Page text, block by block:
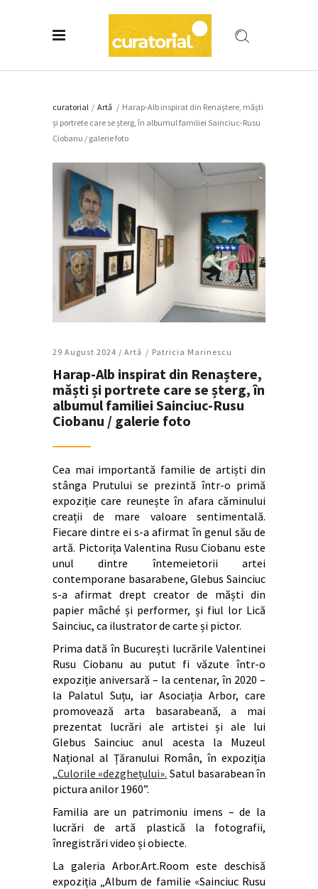
curatorial / Artǎ / Harap-Alb inspirat din Renaștere, măști
și portrete care se șterg, în albumul familiei Sainciuc-Rusu
Ciobanu / galerie foto
29 August 2024 / Artǎ Patricia Marinescu
Harap-Alb inspirat din Renaștere,
măști și portrete care se șterg, în
albumul familiei Sainciuc-Rusu
Ciobanu / galerie foto
Cea mai importantă familie de artiști din
stânga Prutului se prezintă într-o primă
expoziție care reunește în afara căminului
creații de mare valoare sentimentală.
Fiecare dintre ei s-a afirmat în genul său de
artă. Pictorița Valentina Rusu Ciobanu este
unul dintre întemeietorii artei
contemporane basarabene, Glebus Sainciuc
s-a afirmat drept creator de măști din
papier mâché și performer, și fiul lor Lică
Sainciuc, ca ilustrator de carte și pictor.
Prima dată în București lucrările Valentinei
Rusu Ciobanu au putut fi văzute într-o
expoziție aniversară – la centenar, în 2020 –
la Palatul Suțu, iar Asociația Arbor, care
promovează arta basarabeană, a mai
prezentat lucrări ale artistei și ale lui
Glebus Sainciuc anul acesta la Muzeul
Național al Țăranului Român, în expoziția
„Culorile «dezghețului». Satul basarabean în
pictura anilor 1960”.
Familia are un patrimoniu imens – de la
lucrări de artă plastică la fotografii,
înregistrări video și obiecte.
La galeria Arbor.Art.Room este deschisă
expoziția „Album de familie «Sainciuc Rusu